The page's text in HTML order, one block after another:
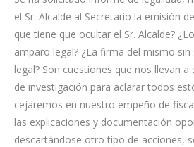
el Sr. Alcalde al Secretario la emisión
que tiene que ocultar el Sr. Alcalde?
amparo legal? ¿La firma del mismo
legal? Son cuestiones que nos llevan
de investigación para aclarar todos
cejaremos en nuestro empeño de
las explicaciones y documentación
descartándose otro tipo de acciones,